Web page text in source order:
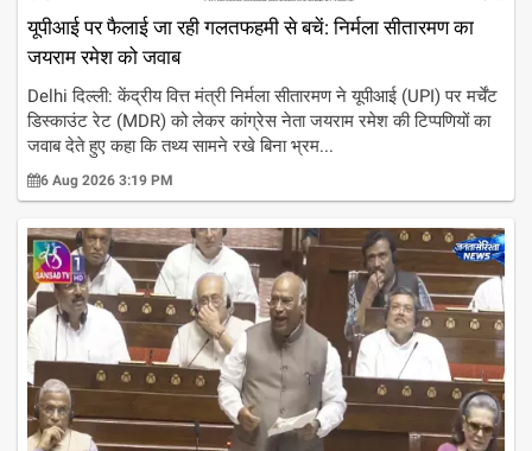
यूपीआई पर फैलाई जा रही गलतफहमी से बचें: निर्मला सीतारमण का
जयराम रमेश को जवाब
Delhi दिल्ली: केंद्रीय वित्त मंत्री निर्मला सीतारमण ने यूपीआई (UPI) पर मर्चेंट
डिस्काउंट रेट (MDR) को लेकर कांग्रेस नेता जयराम रमेश की टिप्पणियों का
जवाब देते हुए कहा कि तथ्य सामने रखे बिना भ्रम...
6 Aug 2026 3:19 PM